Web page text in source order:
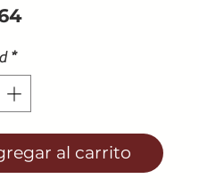
Precio
*
al carrito